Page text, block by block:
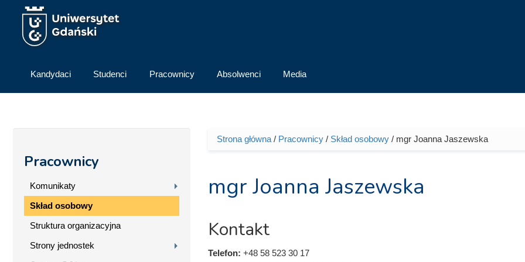
Przejdź do treści
Kandydaci Studenci Pracownicy Absolwenci Media
Pracownicy
Komunikaty
Skład osobowy
Struktura organizacyjna
Strony jednostek
Jesteś tutaj
Strona główna/ Pracownicy/ Skład osobowy/ mgr Joanna Jaszewska
mgr Joanna Jaszewska
Kontakt
Telefon: +48 58 523 30 17